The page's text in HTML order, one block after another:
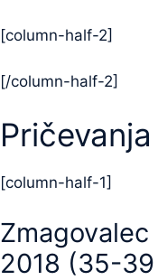
[column-half-2]
[/column-half-2]
[column-half-1]
2018 (35-